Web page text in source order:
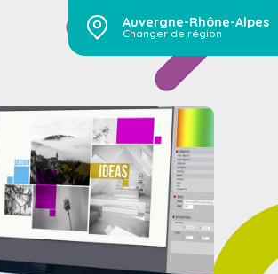
Auvergne-Rhône-Alpes
Changer de région